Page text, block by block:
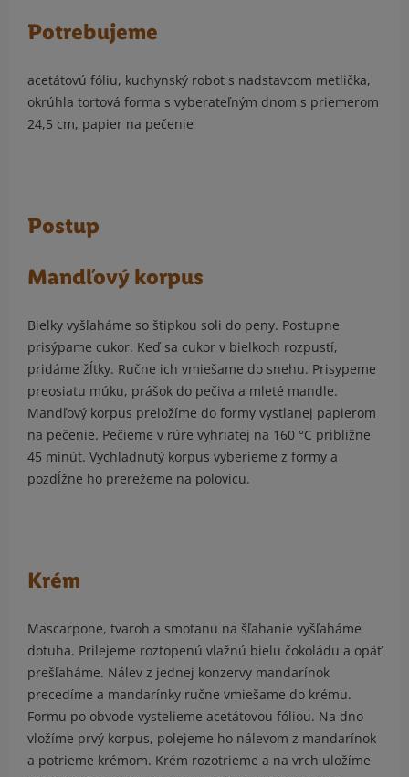
Potrebujeme
acetátovú fóliu, kuchynský robot s nadstavcom metlička,
okrúhla tortová forma s vyberateľným dnom s priemerom
24,5 cm, papier na pečenie
Postup
Mandľový korpus
Bielky vyšľaháme so štipkou soli do peny. Postupne
prisýpame cukor. Keď sa cukor v bielkoch rozpustí,
pridáme žĺtky. Ručne ich vmiešame do snehu. Prisypeme
preosiatu múku, prášok do pečiva a mleté mandle.
Mandľový korpus preložíme do formy vystlanej papierom
na pečenie. Pečieme v rúre vyhriatej na 160 °C približne
45 minút. Vychladnutý korpus vyberieme z formy a
pozdĺžne ho prerežeme na polovicu.
Krém
Mascarpone, tvaroh a smotanu na šľahanie vyšľaháme
dotuha. Prilejeme roztopenú vlažnú bielu čokoládu a opäť
prešľaháme. Nálev z jednej konzervy mandarínok
precedíme a mandarínky ručne vmiešame do krému.
Formu po obvode vystelieme acetátovou fóliou. Na dno
vložíme prvý korpus, polejeme ho nálevom z mandarínok
a potrieme krémom. Krém rozotrieme a na vrch uložíme